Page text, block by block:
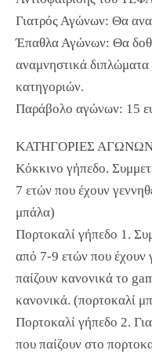
Γιατρός Αγώνων: Θα
Έπαθλα Αγώνων: Θα
αναμνηστικά
κατηγοριών.
Παράβολο αγώνων: 15
ΚΑΤΗΓΟΡΙΕΣ
Κόκκινο γήπεδο.
7 ετών που έχουν
μπάλα)
Πορτοκαλί γήπεδο 1.
από 7-9 ετών που έχουν
παίζουν κανονικά το
κανονικά. (πορτοκαλί
Πορτοκαλί γήπεδο 2.
που παίζουν στο